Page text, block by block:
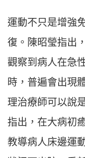
運動不只是增強
復。陳昭瑩指出
觀察到病人在急
時，普遍會出現
理治療師可以說
指出，在大病初
教導病人床邊運